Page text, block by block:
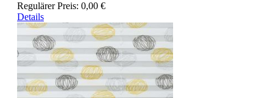
Regulärer Preis: 0,00 €
Details